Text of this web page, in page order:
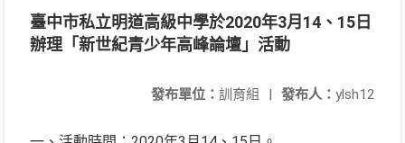
臺中市私立明道高級中學於2020年3月14、15日
辦理「新世紀青少年高峰論壇」活動
發布人： ylsh12
發布單位： 訓育組 |